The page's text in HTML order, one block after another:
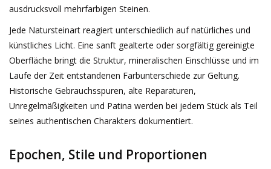
ausdrucksvoll mehrfarbigen Steinen.
Jede Natursteinart reagiert unterschiedlich auf natürliches und
künstliches Licht. Eine sanft gealterte oder sorgfältig gereinigte
Oberfläche bringt die Struktur, mineralischen Einschlüsse und im
Laufe der Zeit entstandenen Farbunterschiede zur Geltung.
Historische Gebrauchsspuren, alte Reparaturen,
Unregelmäßigkeiten und Patina werden bei jedem Stück als Teil
seines authentischen Charakters dokumentiert.
Epochen, Stile und Proportionen